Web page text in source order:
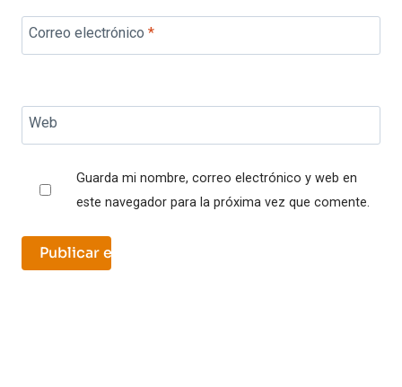
Correo electrónico *
Web
Guarda mi nombre, correo electrónico y web en
este navegador para la próxima vez que comente.